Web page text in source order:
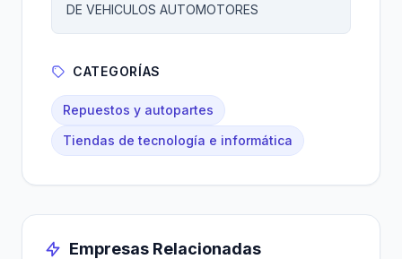
DE VEHICULOS AUTOMOTORES
CATEGORÍAS
Repuestos y autopartes
Tiendas de tecnología e informática
Empresas Relacionadas